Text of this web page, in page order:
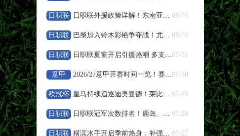
中超 08-08 20:00
云南玉昆 VS 成都蓉城
高清直播
中甲 08-08 20:00
定南赣联 VS 大连鲲城
高清直播
日职联 日职联外援政策详解！东南亚球员特殊规则说明 08-03
日职联 巴黎加入铃木彩艳争夺战！尤文报价遭帕尔马拒绝 08-02
日职联 日职联夏窗开启引援热潮 多支豪门调整阵容备战下半程07-31
意甲 2026/27意甲开赛时间一览！赛程周期与参赛队伍整理07-30
欧冠杯 皇马持续追逐迪奥曼德！莱比锡天才引发欧冠豪门竞价 07-29
日职联 日职联冠军次数排名！鹿岛、横滨水手、川崎前锋荣誉盘点 07-28
日职联 横滨水手开启季前热身，补强阵容冲击新赛季亚冠资格 07-27